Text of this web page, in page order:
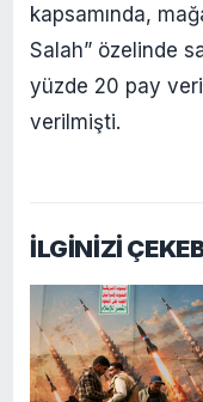
kapsamında,
Salah” özelinde
yüzde 20 pay
verilmişti.
İLGİNİZİ